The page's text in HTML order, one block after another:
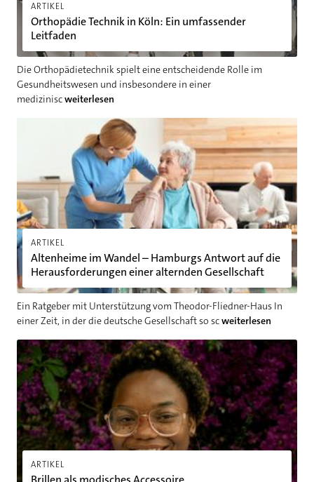
ARTIKEL
Orthopädie Technik in Köln: Ein umfassender
Leitfaden
Die Orthopädietechnik spielt eine entscheidende Rolle im
Gesundheitswesen und insbesondere in einer
mediziniscweiterlesen
ARTIKEL
Altenheime im Wandel – Hamburgs Antwort auf die
Herausforderungen einer alternden Gesellschaft
Ein Ratgeber mit Unterstützung vom Theodor-Fliedner-Haus In
einer Zeit, in der die deutsche Gesellschaft so scweiterlesen
Altenheime im Wandel – Hamburgs Antwort auf die
ARTIKEL
Brillen als modisches Accessoire